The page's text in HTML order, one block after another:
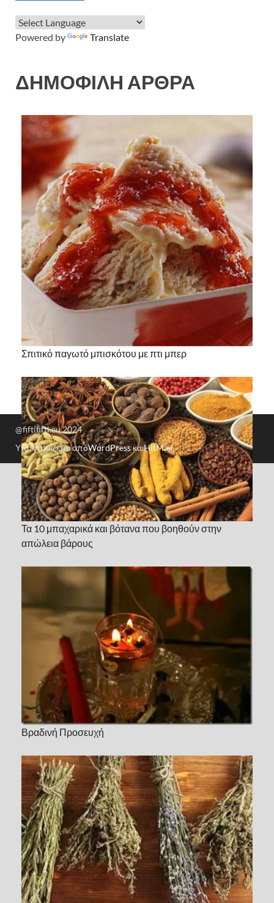
Powered by Translate
ΔΗΜΟΦΙΛΗ ΑΡΘΡΑ
Σπιτικό παγωτό μπισκότου με πτι μπερ
Τα 10 μπαχαρικά και βότανα που βοηθούν στην
απώλεια βάρους
Βραδινή Προσευχή
@fiftififti.eu 2024
Υποστηρίζεται απόWordPressκαιHitMag.